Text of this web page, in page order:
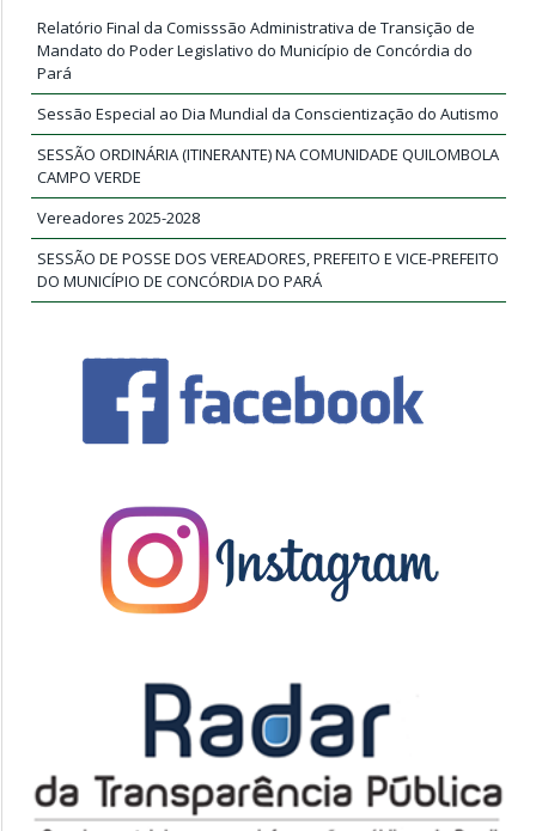
Relatório Final da Comisssão Administrativa de Transição de
Mandato do Poder Legislativo do Município de Concórdia do
Pará
Sessão Especial ao Dia Mundial da Conscientização do Autismo
SESSÃO ORDINÁRIA (ITINERANTE) NA COMUNIDADE QUILOMBOLA
CAMPO VERDE
Vereadores 2025-2028
SESSÃO DE POSSE DOS VEREADORES, PREFEITO E VICE-PREFEITO
DO MUNICÍPIO DE CONCÓRDIA DO PARÁ